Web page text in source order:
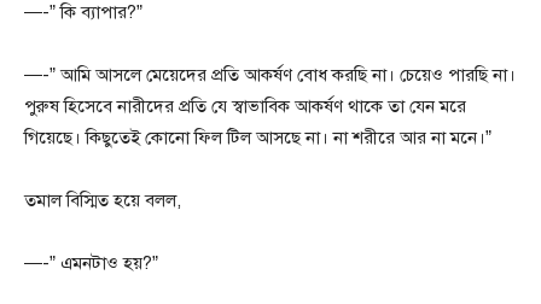
—-” কি ব্যাপার?”
—-” আমি আসলে মেয়েদের প্রতি আকর্ষণ বোধ করছি না। চেয়েও পারছি না।
পুরুষ হিসেবে নারীদের প্রতি যে স্বাভাবিক আকর্ষণ থাকে তা যেন মরে
গিয়েছে। কিছুতেই কোনো ফিল টিল আসছে না। না শরীরে আর না মনে।”
তমাল বিস্মিত হয়ে বলল,
—-” এমনটাও হয়?”